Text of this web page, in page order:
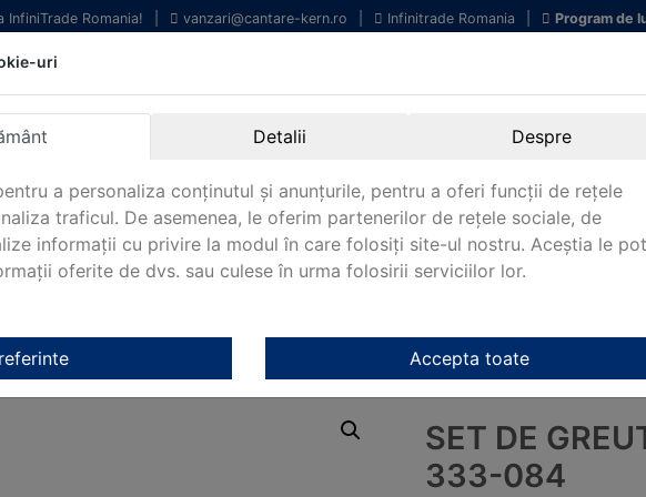
InfiniTrade Romania! vanzari@cantare-kern.ro Infinitrade Romania Program de
profesionale
laborator.
Internationala.
Oriunde in Romania.
/OIML F2 Kern/ Set de greutati KERN 333-084
SET DE
333-084
uri
Detalii Despre
a personaliza conținutul și anunțurile, pentru a oferi funcții de rețele
traficul. De asemenea, le oferim partenerilor de rețele sociale, de
informații cu privire la modul în care folosiți site-ul nostru. Aceștia le pot
oferite de dvs. sau culese în urma folosirii serviciilor lor.
Accepta toate